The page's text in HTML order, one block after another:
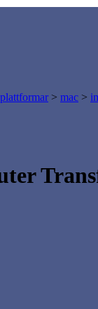
> mac >